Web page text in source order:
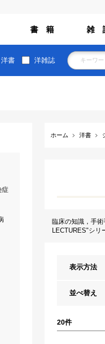
書 籍 雑
洋書 洋雑誌
ホーム 洋書
臨床の知識，手
LECTURES"シリ
表示方法
並べ替え
20件
症